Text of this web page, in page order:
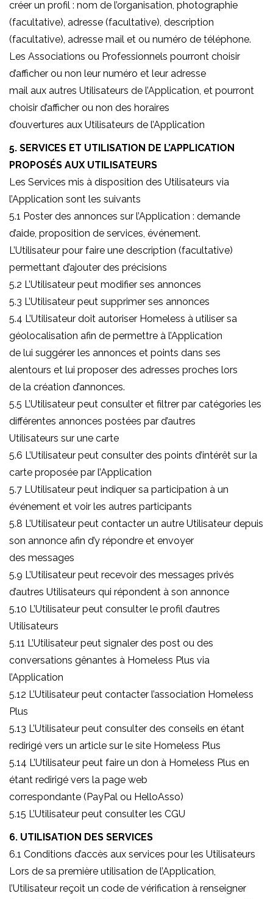
créer un profil : nom de l’organisation, photographie
(facultative), adresse (facultative), description
(facultative), adresse mail et ou numéro de téléphone.
Les Associations ou Professionnels pourront choisir
d’afficher ou non leur numéro et leur adresse
mail aux autres Utilisateurs de l’Application, et pourront
choisir d’afficher ou non des horaires
d’ouvertures aux Utilisateurs de l’Application
5. SERVICES ET UTILISATION DE L’APPLICATION
PROPOSÉS AUX UTILISATEURS
Les Services mis à disposition des Utilisateurs via
l’Application sont les suivants
5.1 Poster des annonces sur l’Application : demande
d’aide, proposition de services, événement.
L’Utilisateur pour faire une description (facultative)
permettant d’ajouter des précisions
5.2 L’Utilisateur peut modifier ses annonces
5.3 L’Utilisateur peut supprimer ses annonces
5.4 L’Utilisateur doit autoriser Homeless à utiliser sa
géolocalisation afin de permettre à l’Application
de lui suggérer les annonces et points dans ses
alentours et lui proposer des adresses proches lors
de la création d’annonces.
5.5 L’Utilisateur peut consulter et filtrer par catégories les
différentes annonces postées par d’autres
Utilisateurs sur une carte
5.6 L’Utilisateur peut consulter des points d’intérêt sur la
carte proposée par l’Application
5.7 LUtilisateur peut indiquer sa participation à un
événement et voir les autres participants
5.8 L’Utilisateur peut contacter un autre Utilisateur depuis
son annonce afin d’y répondre et envoyer
des messages
5.9 L’Utilisateur peut recevoir des messages privés
d’autres Utilisateurs qui répondent à son annonce
5.10 L’Utilisateur peut consulter le profil d’autres
Utilisateurs
5.11 L’Utilisateur peut signaler des post ou des
conversations gênantes à Homeless Plus via
l’Application
5.12 L’Utilisateur peut contacter l’association Homeless
Plus
5.13 L’Utilisateur peut consulter des conseils en étant
redirigé vers un article sur le site Homeless Plus
5.14 L’Utilisateur peut faire un don à Homeless Plus en
étant redirigé vers la page web
correspondante (PayPal ou HelloAsso)
5.15 L’Utilisateur peut consulter les CGU
6. UTILISATION DES SERVICES
6.1 Conditions d’accès aux services pour les Utilisateurs
Lors de sa première utilisation de l’Application,
l’Utilisateur reçoit un code de vérification à renseigner